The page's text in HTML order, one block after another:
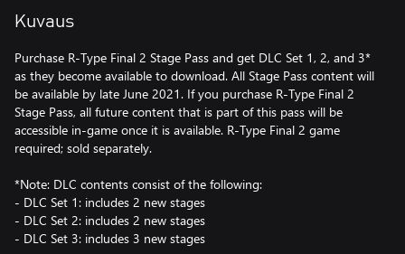
Kuvaus
Purchase R-Type Final 2 Stage Pass and get DLC Set 1, 2, and 3*
as they become available to download. All Stage Pass content will
be available by late June 2021. If you purchase R-Type Final 2
Stage Pass, all future content that is part of this pass will be
accessible in-game once it is available. R-Type Final 2 game
required; sold separately.
*Note: DLC contents consist of the following:
- DLC Set 1: includes 2 new stages
- DLC Set 2: includes 2 new stages
- DLC Set 3: includes 3 new stages